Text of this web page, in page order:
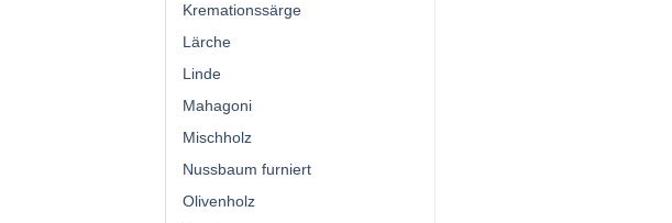
Kremationssärge
Lärche
Linde
Mahagoni
Mischholz
Nussbaum furniert
Olivenholz